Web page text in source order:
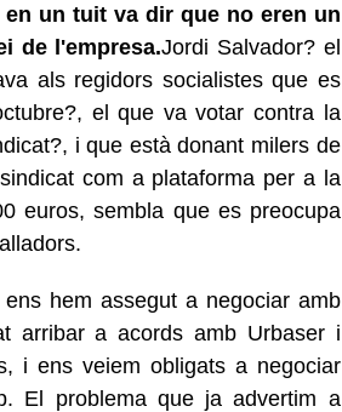
un tuit va dir que no eren un
de l'empresa.Jordi Salvador? el
als regidors socialistes que es
el que va votar contra la
i que està donant milers de
com a plataforma per a la
euros, sembla que es preocupa
hem assegut a negociar amb
arribar a acords amb Urbaser i
i ens veiem obligats a negociar
El problema que ja advertim a